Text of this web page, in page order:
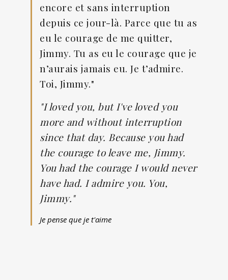
encore et sans interruption
depuis ce jour-là. Parce que tu as
eu le courage de me quitter,
Jimmy. Tu as eu le courage que je
n’aurais jamais eu. Je t’admire.
Toi, Jimmy."
"I loved you, but I've loved you
more and without interruption
since that day. Because you had
the courage to leave me, Jimmy.
You had the courage I would never
have had. I admire you. You,
Jimmy."
Je pense que je t'aime